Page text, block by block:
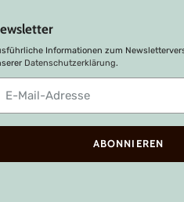
Informationen zum
Datenschutzerklärung.
ABONNIEREN